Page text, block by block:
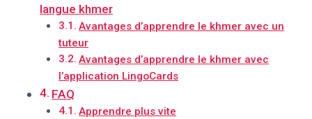
langue khmer
Avantages d’apprendre le khmer avec un
tuteur
Avantages d’apprendre le khmer avec
l’application LingoCards
FAQ
Apprendre plus vite